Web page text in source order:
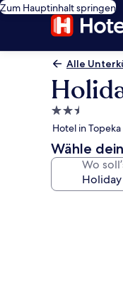
Zum Hauptinhalt springen
Alle
2.5-
Sterne-
Unterkunft
Hotel in
Wähle
Wo